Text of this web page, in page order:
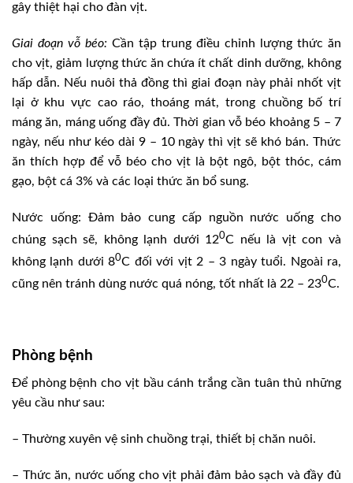
gây thiệt hại cho đàn vịt.
Giai đoạn vỗ béo: Cần tập trung điều chỉnh lượng thức ăn
cho vịt, giảm lượng thức ăn chứa ít chất dinh dưỡng, không
hấp dẫn. Nếu nuôi thả đồng thì giai đoạn này phải nhốt vịt
lại ở khu vực cao ráo, thoáng mát, trong chuồng bố trí
máng ăn, máng uống đầy đủ. Thời gian vỗ béo khoảng 5 – 7
ngày, nếu như kéo dài 9 – 10 ngày thì vịt sẽ khó bán. Thức
ăn thích hợp để vỗ béo cho vịt là bột ngô, bột thóc, cám
gạo, bột cá 3% và các loại thức ăn bổ sung.
Nước uống: Ðảm bảo cung cấp nguồn nước uống cho
chúng sạch sẽ, không lạnh dưới 120C nếu là vịt con và
không lạnh dưới 80C đối với vịt 2 – 3 ngày tuổi. Ngoài ra,
cũng nên tránh dùng nước quá nóng, tốt nhất là 22 – 230C.
Phòng bệnh
Ðể phòng bệnh cho vịt bầu cánh trắng cần tuân thủ những
yêu cầu như sau:
– Thường xuyên vệ sinh chuồng trại, thiết bị chăn nuôi.
– Thức ăn, nước uống cho vịt phải đảm bảo sạch và đầy đủ